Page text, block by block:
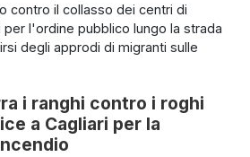
contro il collasso dei centri di
per l'ordine pubblico lungo la strada
degli approdi di migranti sulle
i ranghi contro i roghi
a Cagliari per la